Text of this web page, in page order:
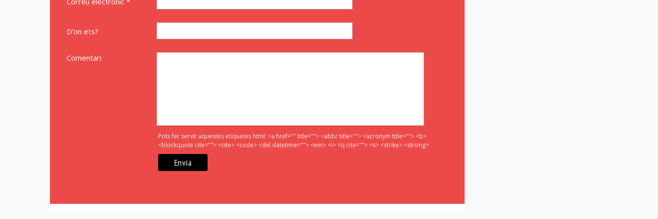
D'on ets?
Comentari
Pots fer servir aquestes etiquetes html: <a href="" title=""> <abbr title=""> <acronym title=""> <b>
<blockquote cite=""> <cite> <code> <del datetime=""> <em> <i> <q cite=""> <s> <strike> <strong>